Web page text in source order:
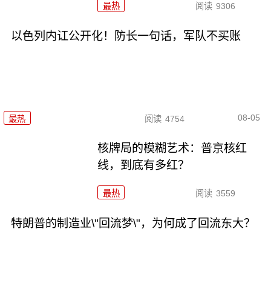
最热 阅读 9306
以色列内讧公开化！防长一句话，军队不买账
最热 阅读 4754 08-05
核牌局的模糊艺术：普京核红
线，到底有多红？
最热 阅读 3559
特朗普的制造业\"回流梦\"，为何成了回流东大？